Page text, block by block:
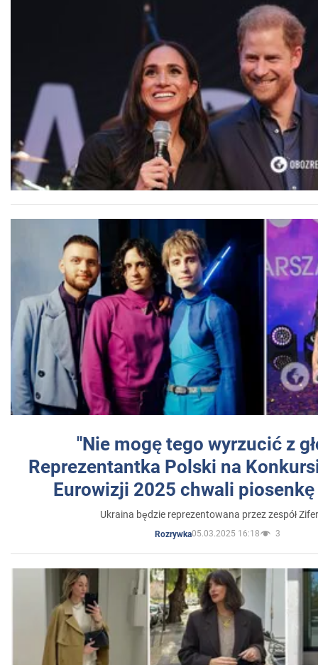
"Nie mogę tego wyrzucić z
Reprezentantka Polski na
Eurowizji 2025 chwali
Ukraina będzie reprezentowana przez zespół
Rozrywka05.03.2025 16:18 3